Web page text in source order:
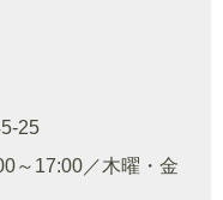
25
～17:00／木曜・金